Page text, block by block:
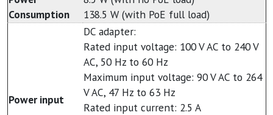
Consumption
138.5 W (with PoE full load)
Power input
DC adapter:
Rated input voltage: 100 V AC to 240 V
AC, 50 Hz to 60 Hz
Maximum input voltage: 90 V AC to 264
V AC, 47 Hz to 63 Hz
Rated input current: 2.5 A